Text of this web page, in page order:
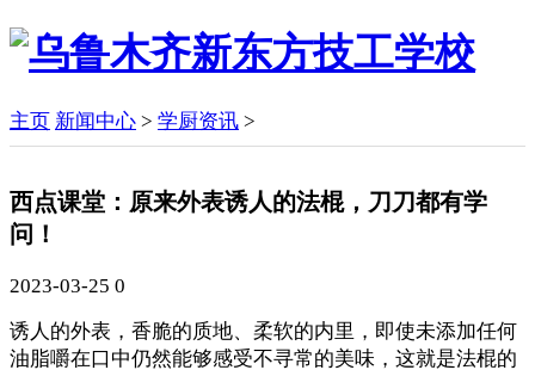
主页 新闻中心 > 学厨资讯 >
西点课堂：原来外表诱人的法棍，刀刀都有学
问！
2023-03-25 0
诱人的外表，香脆的质地、柔软的内里，即使未添加任何
油脂嚼在口中仍然能够感受不寻常的美味，这就是法棍的